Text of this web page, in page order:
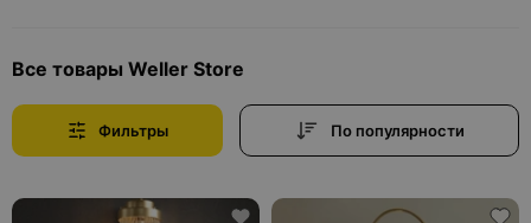
Все товары Weller Store
Фильтры По популярности